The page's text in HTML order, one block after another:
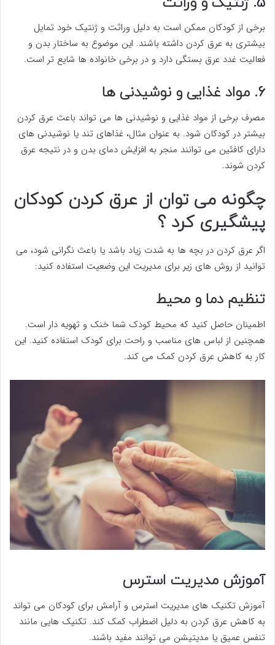
برخی از کودکان ممکن است به دلیل وراثت و ژنتیک خود تمایل
بیشتری به عرق کردن داشته باشند. این موضوع به ساختار بدن و
فعالیت غدد عرق بستگی دارد و در برخی خانواده ها شایع تر است.
6. مواد غذایی و نوشیدنی ها
مصرف برخی از مواد غذایی و نوشیدنی ها می تواند باعث عرق کردن
بیشتر در کودکان شود. به عنوان مثال، غذاهای تند یا نوشیدنی های
دارای کافئین می توانند منجر به افزایش دمای بدن و در نتیجه عرق
کردن شوند.
چگونه می توان از عرق کردن کودکان
پیشگیری کرد ؟
اگر عرق کردن در بچه ها به شدت زیاد باشد یا باعث نگرانی شود، می
توانید از روش های زیر برای مدیریت این وضعیت استفاده کنید:
تنظیم دما و محیط
اطمینان حاصل کنید که محیط کودک شما خنک و تهویه دار است.
همچنین از لباس های مناسب و راحت برای کودک استفاده کنید. این
کار به کاهش عرق کردن کمک می کند.
آموزش مدیریت استرس
آموزش تکنیک های مدیریت استرس و آرامش برای کودکان می تواند
به کاهش عرق کردن به دلیل اضطراب کمک کند. تکنیک هایی مانند
تنفس عمیق یا مدیتیشن می توانند مفید باشند.